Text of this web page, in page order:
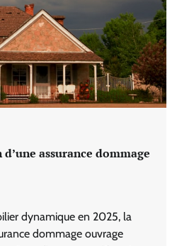
assurance dommage
dynamique en 2025, la
dommage ouvrage